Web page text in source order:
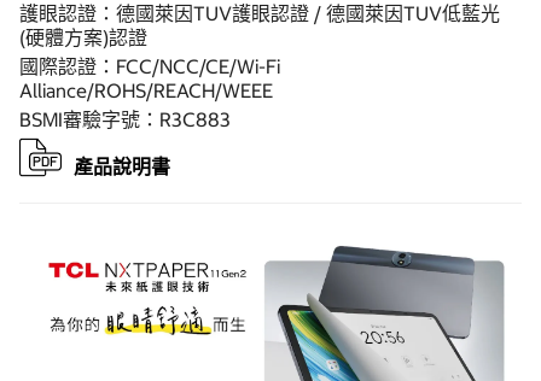
護眼認證：德國萊因TUV護眼認證 / 德國萊因TUV低藍光
(硬體方案)認證
國際認證：FCC/NCC/CE/Wi-Fi
Alliance/ROHS/REACH/WEEE
BSMI審驗字號：R3C883
產品說明書